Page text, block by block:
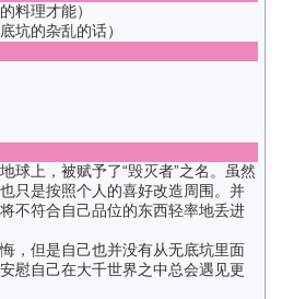
料理才能）
坑的杂乱的话）
球上，被赋予了“毁灭者”之名。虽然
只是按照个人的喜好改造周围。并
不符合自己品位的东西轻率地丢进
，但是自己也并没有从无底坑里面
慰自己在大千世界之中总会遇见更